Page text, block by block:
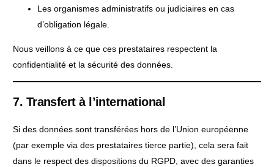
Les organismes administratifs ou judiciaires en cas
d’obligation légale.
Nous veillons à ce que ces prestataires respectent la
confidentialité et la sécurité des données.
7. Transfert à l’international
Si des données sont transférées hors de l’Union européenne
(par exemple via des prestataires tierce partie), cela sera fait
dans le respect des dispositions du RGPD, avec des garanties